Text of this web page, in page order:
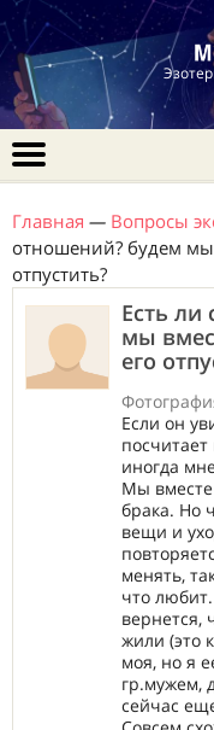
Главная — Вопросы
отношений? будем мы
отпустить?
Есть
мы
его
Если он
иногда
Мы вместе
брака. Но
вещи и
менять,
что
вернется,
жили (это
моя, но я
гр.мужем,
сейчас